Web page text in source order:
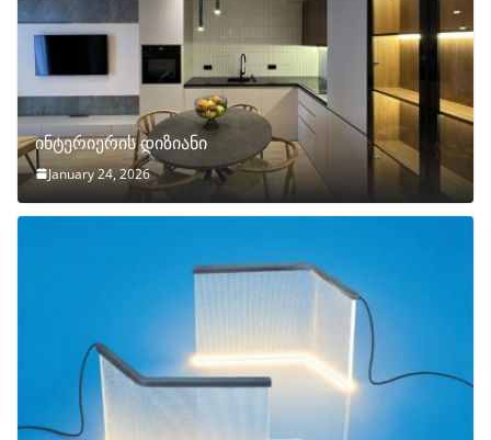
ინტერიერის დიზიანი
January 24, 2026